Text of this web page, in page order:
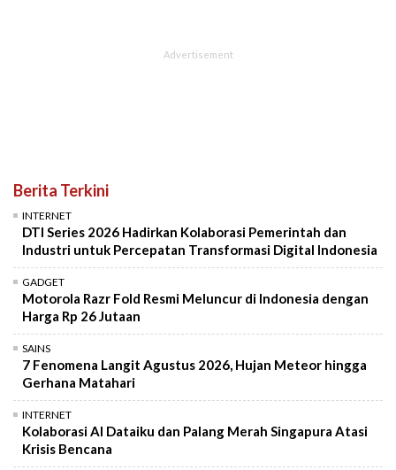
Berita Terkini
INTERNET
DTI Series 2026 Hadirkan Kolaborasi Pemerintah dan
Industri untuk Percepatan Transformasi Digital Indonesia
GADGET
Motorola Razr Fold Resmi Meluncur di Indonesia dengan
Harga Rp 26 Jutaan
SAINS
7 Fenomena Langit Agustus 2026, Hujan Meteor hingga
Gerhana Matahari
INTERNET
Kolaborasi AI Dataiku dan Palang Merah Singapura Atasi
Krisis Bencana